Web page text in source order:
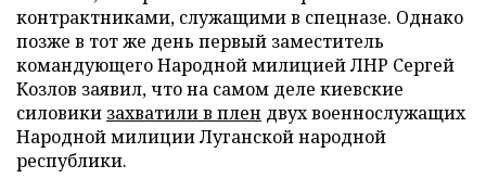
контрактниками, служащими в спецназе. Однако
позже в тот же день первый заместитель
командующего Народной милицией ЛНР Сергей
Козлов заявил, что на самом деле киевские
силовики захватили в плен двух военнослужащих
Народной милиции Луганской народной
республики.